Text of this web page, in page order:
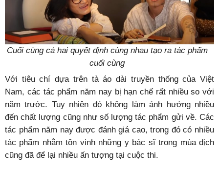
Cuối cùng cả hai quyết định cùng nhau tạo ra tác phẩm
cuối cùng
Với tiêu chí dựa trên tà áo dài truyền thống của Việt
Nam, các tác phẩm năm nay bị hạn chế rất nhiều so với
năm trước. Tuy nhiên đó không làm ảnh hưởng nhiều
đến chất lượng cũng như số lượng tác phẩm gửi về. Các
tác phẩm năm nay được đánh giá cao, trong đó có nhiều
tác phẩm nhằm tôn vinh những y bác sĩ trong mùa dịch
cũng đã để lại nhiều ấn tượng tại cuộc thi.